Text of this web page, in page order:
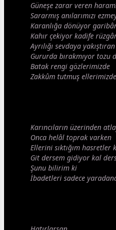
Güneşe zarar veren
Sararmış anılarımızı
Karanlığa dönüyor
Kahır çekiyor kadife
Ayrılığı sevdaya
Gururda bırakmıyor tozu
Batak rengi gözlerimizde
Zakkûm tutmuş ellerimizde
Karıncıların üzerinden
Onca helâl toprak varken
Ellerini sıktığım hasretler
Git dersem gidiyor kal
Şunu bilirim ki
İbadetleri sadece